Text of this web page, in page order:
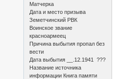
Матчерка
Дата и место призыва
Земетчинский РВК
Воинское звание
красноармеец
Причина выбытия пропал без
вести
Дата выбытия __.12.1941 ???
Название источника
информации Книга памяти